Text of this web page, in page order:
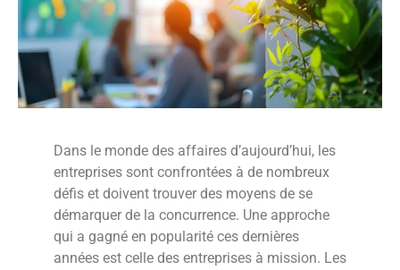
Dans le monde des affaires d’aujourd’hui, les
entreprises sont confrontées à de nombreux
défis et doivent trouver des moyens de se
démarquer de la concurrence. Une approche
qui a gagné en popularité ces dernières
années est celle des entreprises à mission. Les